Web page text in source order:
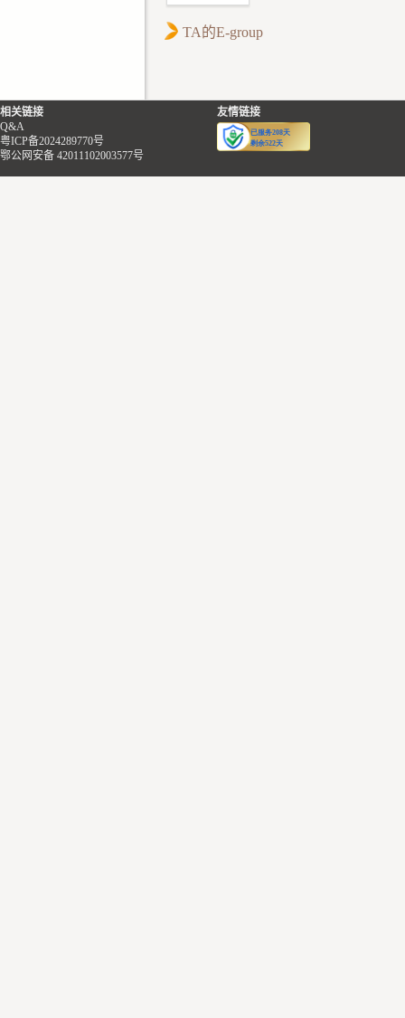
TA的E-group
相关链接
Q&A
粤ICP备2024289770号
鄂公网安备 42011102003577号
友情链接